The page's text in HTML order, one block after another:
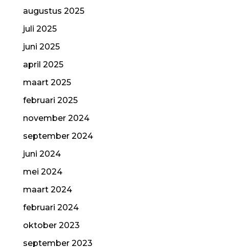
augustus 2025
juli 2025
juni 2025
april 2025
maart 2025
februari 2025
november 2024
september 2024
juni 2024
mei 2024
maart 2024
februari 2024
oktober 2023
september 2023